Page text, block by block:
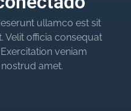
ullamco est sit
Velit officia consequat
veniam
amet.